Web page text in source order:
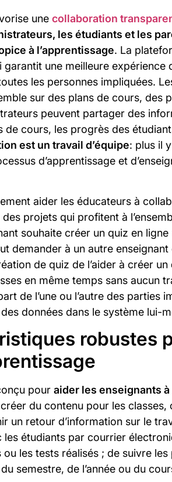
une collaboration
les étudiants et les
à l’apprentissage. La
garantit une meilleure expérience
les personnes impliquées.
sur des plans de cours, des
peuvent partager des
cours, les progrès des
est un travail d’équipe: plus il
d’apprentissage et
aider les éducateurs à
projets qui profitent à
souhaite créer un quiz en ligne
demander à un autre enseignant
de quiz de l’aider à créer
en même temps sans aucun
de l’une ou l’autre des parties
des données dans le système lui-
robustes
pour aider les enseignants
du contenu pour les
un retour d’information sur le
étudiants par courrier
les tests réalisés ; de suivre
semestre, de l’année ou du